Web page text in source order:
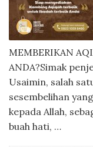
MEMBERIKAN
ANDA?Simak
Usaimin, salah
sesembelihan
kepada Allah,
buah hati, …